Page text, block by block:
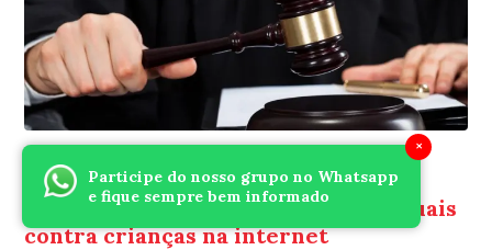
×
Participe do nosso grupo no Whatsapp
e fique sempre bem informado
Senado Federal
Lei aumenta penas para crimes sexuais
contra crianças na internet